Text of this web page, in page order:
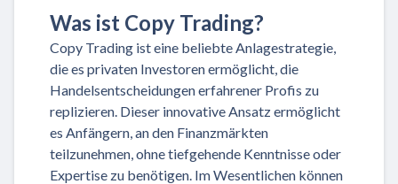
Was ist Copy Trading?
Copy Trading ist eine beliebte Anlagestrategie,
die es privaten Investoren ermöglicht, die
Handelsentscheidungen erfahrener Profis zu
replizieren. Dieser innovative Ansatz ermöglicht
es Anfängern, an den Finanzmärkten
teilzunehmen, ohne tiefgehende Kenntnisse oder
Expertise zu benötigen. Im Wesentlichen können